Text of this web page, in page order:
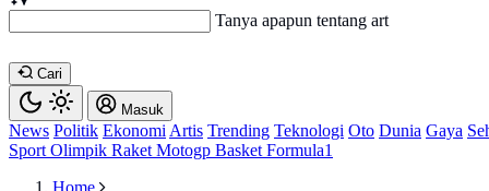
Tanya apapun tentang artikel ini...
Cari
Masuk
News Politik Ekonomi Artis Trending Teknologi Oto Dunia Gaya
Sport Olimpik Raket Motogp Basket Formula1
Home